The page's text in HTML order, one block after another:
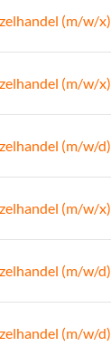
(m/w/x)
(m/w/x)
(m/w/d)
(m/w/x)
(m/w/d)
(m/w/d)